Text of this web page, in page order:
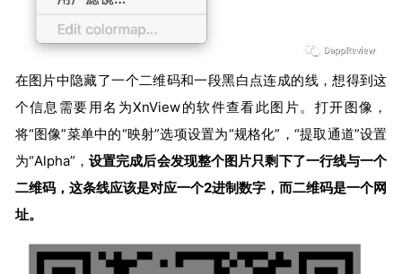
在图片中隐藏了一个二维码和一段黑白点连成的线，想得到这
个信息需要用名为XnView的软件查看此图片。打开图像，
将“图像”菜单中的“映射”选项设置为“规格化”，“提取通道”设置
为“Alpha”， 设置完成后会发现整个图片只剩下了一行线与一个
二维码，这条线应该是对应一个2进制数字，而二维码是一个网
址。